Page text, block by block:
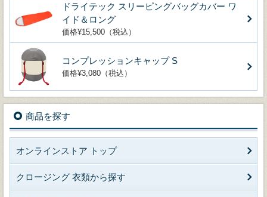
ドライテック スリーピングバッグカバー ワ
イド＆ロング
価格¥15,500（税込）
コンプレッションキャップ S
価格¥3,080（税込）
商品を探す
オンラインストア トップ
クロージング 衣類から探す